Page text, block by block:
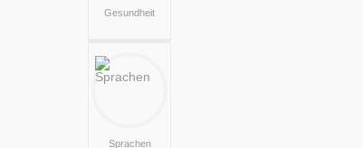
Gesundheit
Sprachen